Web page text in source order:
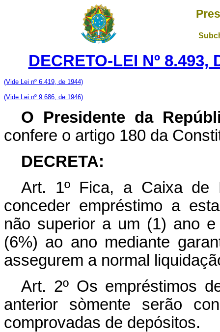
DECRETO-LEI Nº 8.493,
(Vide Lei nº 6.419, de 1944)
(Vide Lei nº 9.686, de 1946)
O Presidente da
confere o artigo 180 da
DECRETA:
Art. 1º Fica, a Caixa de
conceder empréstimo a
não superior a um (1) ano
(6%) ao ano mediante
assegurem a normal
Art. 2º Os empréstimos
anterior sòmente serão
comprovadas de depósitos.